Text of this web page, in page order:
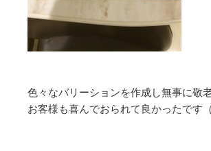
色々なバリーションを作成し無事に敬
お客様も喜んでおられて良かったです